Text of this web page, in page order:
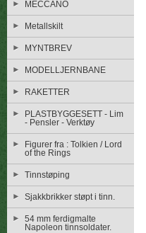
MECCANO
Metallskilt
MYNTBREV
MODELLJERNBANE
RAKETTER
PLASTBYGGESETT - Lim
- Pensler - Verktøy
Figurer fra : Tolkien / Lord
of the Rings
Tinnstøping
Sjakkbrikker støpt i tinn.
54 mm ferdigmalte
Napoleon tinnsoldater.